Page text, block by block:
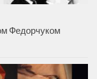
Федорчуком